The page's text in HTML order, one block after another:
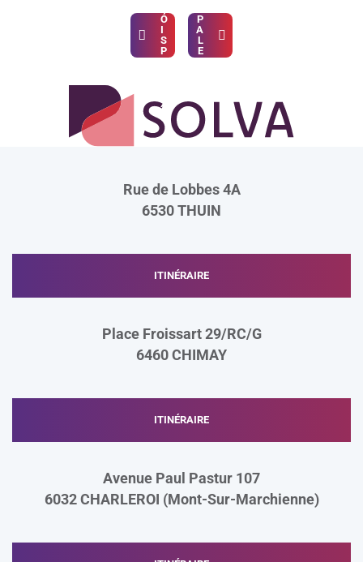
Navigation de l’article
O
I
S
P
R
X
P
A
L
E
R
I
Rue de Lobbes 4A
6530 THUIN
ITINÉRAIRE
Place Froissart 29/RC/G
6460 CHIMAY
ITINÉRAIRE
Avenue Paul Pastur 107
6032 CHARLEROI (Mont-Sur-Marchienne)